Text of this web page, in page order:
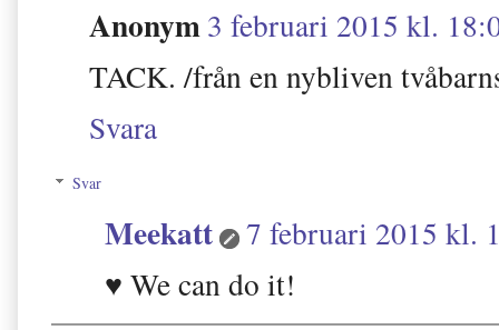
Anonym3 februari 2015 kl.
TACK. /från en nybliven
Svara
Svar
Meekatt
7 februari 2015 kl.
♥ We can do it!